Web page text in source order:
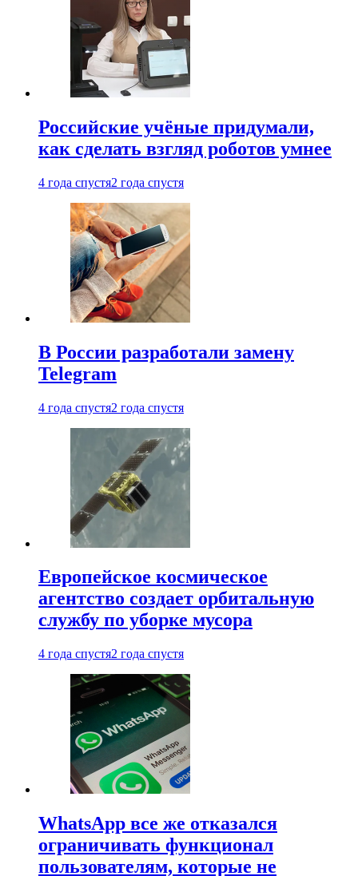
Российские учёные придумали,
как сделать взгляд роботов умнее
4 года спустя2 года спустя
В России разработали замену
Telegram
4 года спустя2 года спустя
Европейское космическое
агентство создает орбитальную
службу по уборке мусора
4 года спустя2 года спустя
WhatsApp все же отказался
ограничивать функционал
пользователям, которые не